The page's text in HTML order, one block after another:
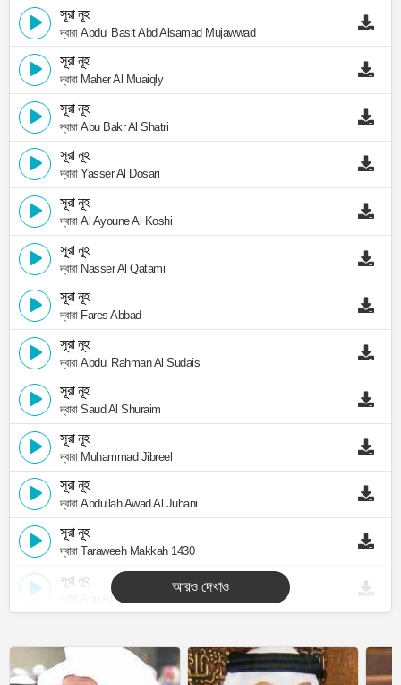
সূরা নূহ
দ্বারা Abdul Basit Abd Alsamad Mujawwad
সূরা নূহ
দ্বারা Maher Al Muaiqly
সূরা নূহ
দ্বারা Abu Bakr Al Shatri
সূরা নূহ
দ্বারা Yasser Al Dosari
সূরা নূহ
দ্বারা Al Ayoune Al Koshi
সূরা নূহ
দ্বারা Nasser Al Qatami
সূরা নূহ
দ্বারা Fares Abbad
সূরা নূহ
দ্বারা Abdul Rahman Al Sudais
সূরা নূহ
দ্বারা Saud Al Shuraim
সূরা নূহ
দ্বারা Muhammad Jibreel
সূরা নূহ
দ্বারা Abdullah Awad Al Juhani
সূরা নূহ
দ্বারা Taraweeh Makkah 1430
সূরা নূহ
দ্বারা Abu Abdullah Al Mudhaffar
আরও দেখাও